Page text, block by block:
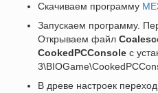
Скачиваем программу
Запускаем программу.
Открываем файл
CookedPCConsole с
В древе настроек